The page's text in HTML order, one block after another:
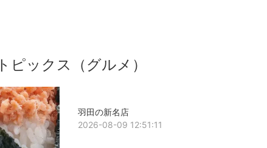
トピックス（グルメ）
羽田の新名店
2026-08-09 12:51:11